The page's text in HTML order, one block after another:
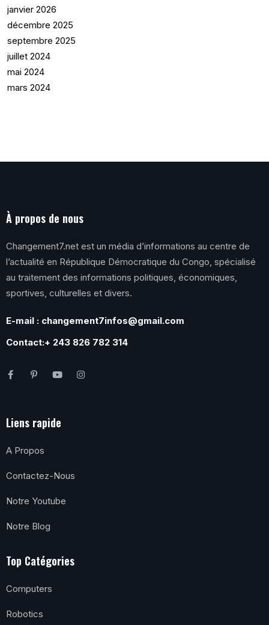
janvier 2026
décembre 2025
septembre 2025
juillet 2024
mai 2024
mars 2024
À propos de nous
Changement7.net est un média d’informations au centre de
l’actualité en République Démocratique du Congo, spécialisé
au traitement des informations politiques, économiques,
sportives, culturelles et divers.
E-mail : changement7infos@gmail.com
Contact:+ 243 826 782 314
Liens rapide
A Propos
Contactez-Nous
Notre Youtube
Notre Blog
Top Catégories
Computers
Robotics